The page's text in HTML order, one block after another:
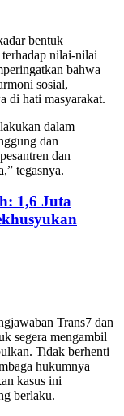
bentuk
nilai-nilai
bahwa
sosial,
di hati masyarakat.
dalam
dan
dan
tegasnya.
1,6 Juta
Trans7 dan
segera mengambil
Tidak berhenti
hukumnya
kasus ini
berlaku.